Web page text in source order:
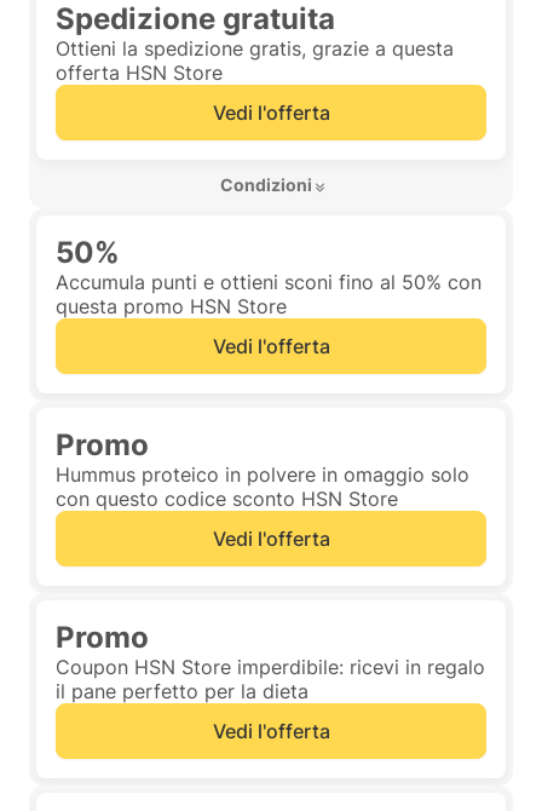
Spedizione gratuita
Ottieni la spedizione gratis, grazie a questa
offerta HSN Store
Vedi l'offerta
Condizioni
50%
Accumula punti e ottieni sconi fino al 50% con
questa promo HSN Store
Vedi l'offerta
Promo
Hummus proteico in polvere in omaggio solo
con questo codice sconto HSN Store
Vedi l'offerta
Promo
Coupon HSN Store imperdibile: ricevi in regalo
il pane perfetto per la dieta
Vedi l'offerta